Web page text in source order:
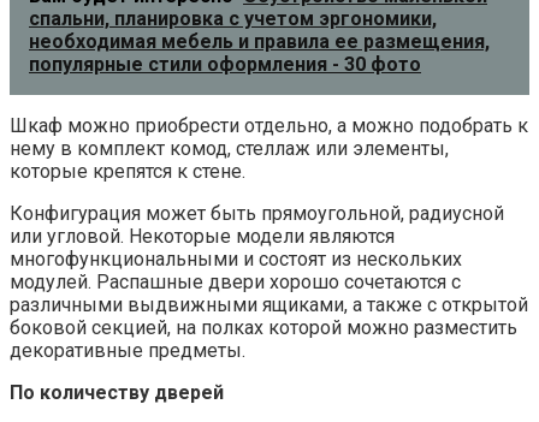
спальни, планировка с учетом эргономики,
необходимая мебель и правила ее размещения,
популярные стили оформления - 30 фото
Шкаф можно приобрести отдельно, а можно подобрать к
нему в комплект комод, стеллаж или элементы,
которые крепятся к стене.
Конфигурация может быть прямоугольной, радиусной
или угловой. Некоторые модели являются
многофункциональными и состоят из нескольких
модулей. Распашные двери хорошо сочетаются с
различными выдвижными ящиками, а также с открытой
боковой секцией, на полках которой можно разместить
декоративные предметы.
По количеству дверей